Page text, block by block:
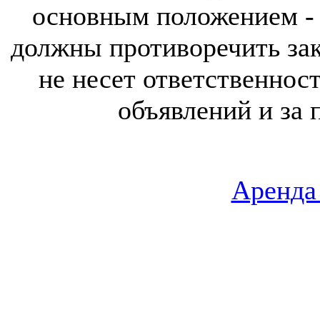
основным положением -
должны противоречить
не несет
объявлений и за